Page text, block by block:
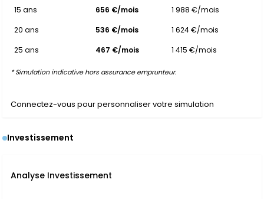
15 ans 656 €/mois
1 988 €/mois
20 ans
536 €/mois
1 624 €/mois
25 ans
467 €/mois 1 415 €/mois
* Simulation indicative hors assurance emprunteur.
Connectez-vous pour personnaliser votre simulation
Investissement
Analyse Investissement